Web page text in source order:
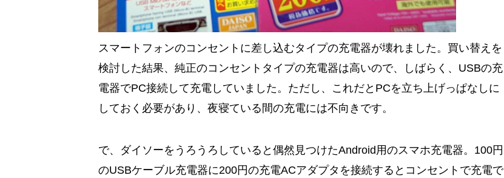
スマートフォンのコンセントに差し込むタイプの充電器が壊れました。買い替えを
検討した結果、純正のコンセントタイプの充電器は高いので、しばらく、USBの充
電器でPC接続して充電していました。ただし、これだとPCを立ち上げっぱなしに
しておく必要があり、夜寝ている間の充電には不向きです。
で、ダイソーをうろうろしていると偶然見つけたAndroid用のスマホ充電器。100円
のUSBケーブル充電器に200円の充電ACアダプタを接続するとコンセントで充電で